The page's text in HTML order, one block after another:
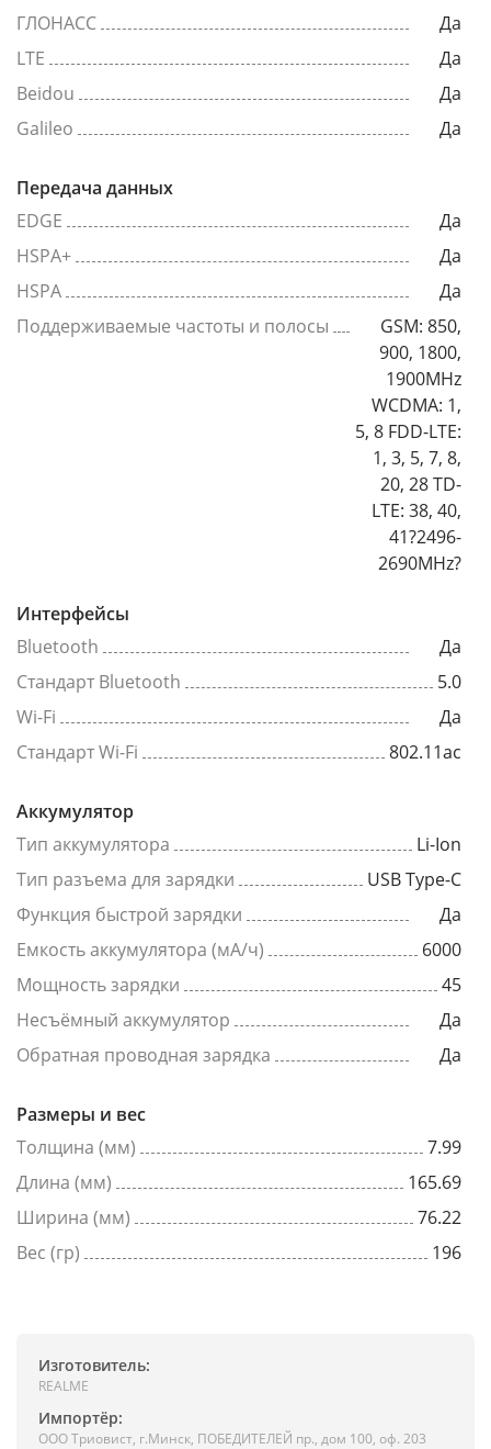
ГЛОНАСС
Да
LTE
Да
Beidou
Да
Galileo
Да
Передача данных
EDGE
Да
HSPA+
Да
HSPA
Да
Поддерживаемые частоты и полосы
GSM: 850,
900, 1800,
1900MHz
WCDMA: 1,
5, 8 FDD-LTE:
1, 3, 5, 7, 8,
20, 28 TD-
LTE: 38, 40,
41?2496-
2690MHz?
Интерфейсы
Bluetooth
Да
Стандарт Bluetooth
5.0
Wi-Fi
Да
Стандарт Wi-Fi
802.11ac
Аккумулятор
Тип аккумулятора
Li-Ion
Тип разъема для зарядки
USB Type-C
Функция быстрой зарядки
Да
Емкость аккумулятора (мА/ч)
6000
Мощность зарядки
45
Несъёмный аккумулятор
Да
Обратная проводная зарядка
Да
Размеры и вес
Толщина (мм)
7.99
Длина (мм)
165.69
Ширина (мм)
76.22
Вес (гр)
196
Изготовитель:
REALME
Импортёр:
ООО Триовист, г.Минск, ПОБЕДИТЕЛЕЙ пр., дом 100, оф. 203